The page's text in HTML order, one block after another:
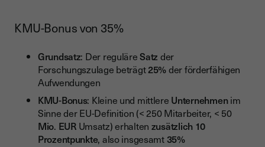
KMU-Bonus von 35%
Grundsatz: Der reguläreSatz der
Forschungszulage beträgt25%der förderfähigen
Aufwendungen
KMU-Bonus: Kleine und mittlere Unternehmenim
Sinne der EU-Definition (< 250 Mitarbeiter, < 50
Mio. EURUmsatz) erhalten zusätzlich 10
Prozentpunkte, also insgesamt 35%